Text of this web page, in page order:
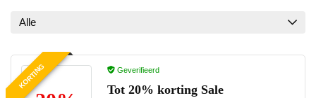
Alle
KORTING Geverifieerd
Tot 20% korting Sale